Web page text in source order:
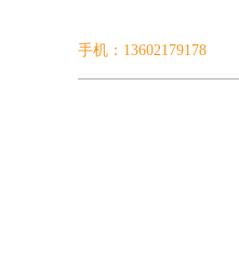
手机：13602179178